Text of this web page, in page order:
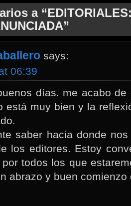
a
says:
06:39
días. me acabo
está muy bien y la
saber hacia donde
los editores. Estoy
todos los que
abrazo y buen comienzo